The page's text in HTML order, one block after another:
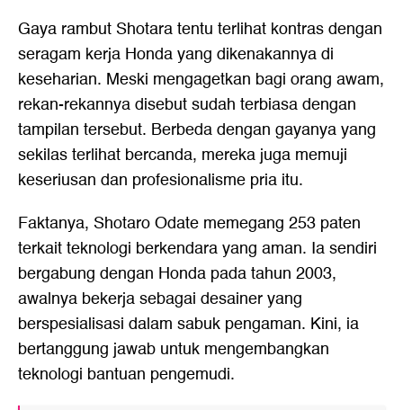
Gaya rambut Shotara tentu terlihat kontras dengan
seragam kerja Honda yang dikenakannya di
keseharian. Meski mengagetkan bagi orang awam,
rekan-rekannya disebut sudah terbiasa dengan
tampilan tersebut. Berbeda dengan gayanya yang
sekilas terlihat bercanda, mereka juga memuji
keseriusan dan profesionalisme pria itu.
Faktanya, Shotaro Odate memegang 253 paten
terkait teknologi berkendara yang aman. Ia sendiri
bergabung dengan Honda pada tahun 2003,
awalnya bekerja sebagai desainer yang
berspesialisasi dalam sabuk pengaman. Kini, ia
bertanggung jawab untuk mengembangkan
teknologi bantuan pengemudi.